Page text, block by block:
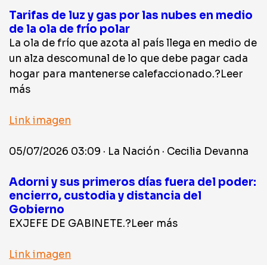
Tarifas de luz y gas por las nubes en medio
de la ola de frío polar
La ola de frío que azota al país llega en medio de
un alza descomunal de lo que debe pagar cada
hogar para mantenerse calefaccionado.?Leer
más
Link imagen
05/07/2026 03:09 · La Nación · Cecilia Devanna
Adorni y sus primeros días fuera del poder:
encierro, custodia y distancia del
Gobierno
EXJEFE DE GABINETE.?Leer más
Link imagen